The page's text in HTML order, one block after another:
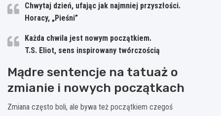
Chwytaj dzień, ufając jak najmniej przyszłości.
Horacy, „Pieśni”
Każda chwila jest nowym początkiem.
T.S. Eliot, sens inspirowany twórczością
Mądre sentencje na tatuaż o
zmianie i nowych początkach
Zmiana często boli, ale bywa też początkiem czegoś